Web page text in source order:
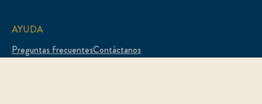
AYUDA
Preguntas frecuentesContáctanos